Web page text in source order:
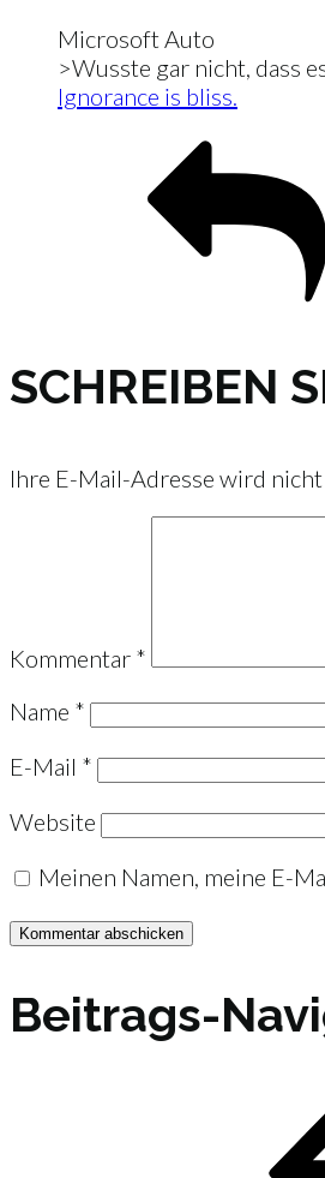
Microsoft Auto
>Wusste gar nicht, dass
Ignorance is bliss.
SCHREIBEN
Ihre E-Mail-Adresse wird
Kommentar *
Name *
E-Mail *
Website
Meinen Namen, meine E-
Beitrags-